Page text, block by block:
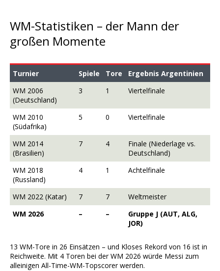
WM-Statistiken – der Mann der
großen Momente
Turnier Spiele Tore
Ergebnis Argentinien
WM 2006
(Deutschland)
3 1 Viertelfinale
WM 2010
(Südafrika)
5 0 Viertelfinale
WM 2014
(Brasilien)
7 4
Finale (Niederlage vs.
Deutschland)
WM 2018
(Russland)
4 1 Achtelfinale
WM 2022 (Katar) 7 7
Weltmeister
WM 2026
– –
Gruppe J (AUT, ALG,
JOR)
13 WM-Tore in 26 Einsätzen – und Kloses Rekord von 16 ist in
Reichweite. Mit 4 Toren bei der WM 2026 würde Messi zum
alleinigen All-Time-WM-Topscorer werden.